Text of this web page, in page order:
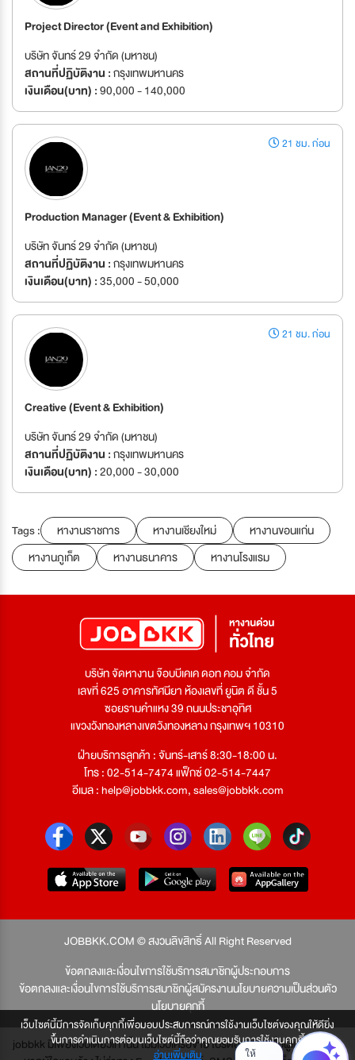
เว็บไซต์นี้มีการจัดเก็บคุกกี้เพื่อมอบประสบการณ์การใช้งานเว็บไซต์ของคุณให้ดียิ่ง
ขึ้นการดำเนินการต่อบนเว็บไซต์นี้ถือว่าคุณยอมรับการใช้งานคุกกี้
อ่านเพิ่มเติม
Project Director (Event and Exhibition)
บริษัท จันทร์ 29 จำกัด (มหาชน)
สถานที่ปฏิบัติงาน :กรุงเทพมหานคร
เงินเดือน(บาท) :90,000 - 140,000
21 ชม. ก่อน
Production Manager (Event & Exhibition)
บริษัท จันทร์ 29 จำกัด (มหาชน)
สถานที่ปฏิบัติงาน :กรุงเทพมหานคร
เงินเดือน(บาท) :35,000 - 50,000
21 ชม. ก่อน
Creative (Event & Exhibition)
บริษัท จันทร์ 29 จำกัด (มหาชน)
สถานที่ปฏิบัติงาน :กรุงเทพมหานคร
เงินเดือน(บาท) :20,000 - 30,000
Tags : หางานราชการ หางานเชียงใหม่
หางานขอนแก่น
หางานภูเก็ต
หางานธนาคาร หางานโรงแรม
บริษัท จัดหางาน จ๊อบบีเคเค ดอท คอม จำกัด
เลขที่ 625 อาคารทัศนียา ห้องเลขที่ ยูนิต ดี ชั้น 5
ซอยรามคำแหง 39 ถนนประชาอุทิศ
แขวงวังทองหลางเขตวังทองหลาง กรุงเทพฯ 10310
ฝ่ายบริการลูกค้า : จันทร์-เสาร์ 8:30-18:00 น.
โทร : 02-514-7474 แฟ็กซ์ 02-514-7447
อีเมล :help@jobbkk.com,sales@jobbkk.com
JOBBKK.COM © สงวนลิขสิทธิ์ All Right Reserved
ข้อตกลงและเงื่อนไขการใช้บริการสมาชิกผู้ประกอบการ
ข้อตกลงและเงื่อนไขการใช้บริการสมาชิกผู้สมัครงานนโยบายความเป็นส่วนตัว
นโยบายคุกกี้
jobbkk มีเพียงเว็บเดียวเท่านั้น ไม่มีเว็บเครือข่าย โปรดอย่าหลงเชื่อผู้แอบอ้าง และ